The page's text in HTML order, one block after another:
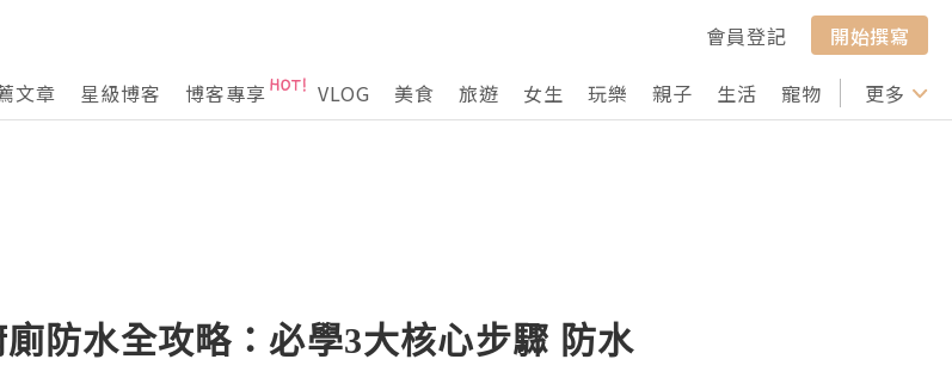
會員登記
開始撰寫
文章 星級博客 博客專享 VLOG 美食 旅遊 女生 玩樂 親子 生活 寵物 行山 打卡
更多
廁防水全攻略：必學3大核心步驟 防水